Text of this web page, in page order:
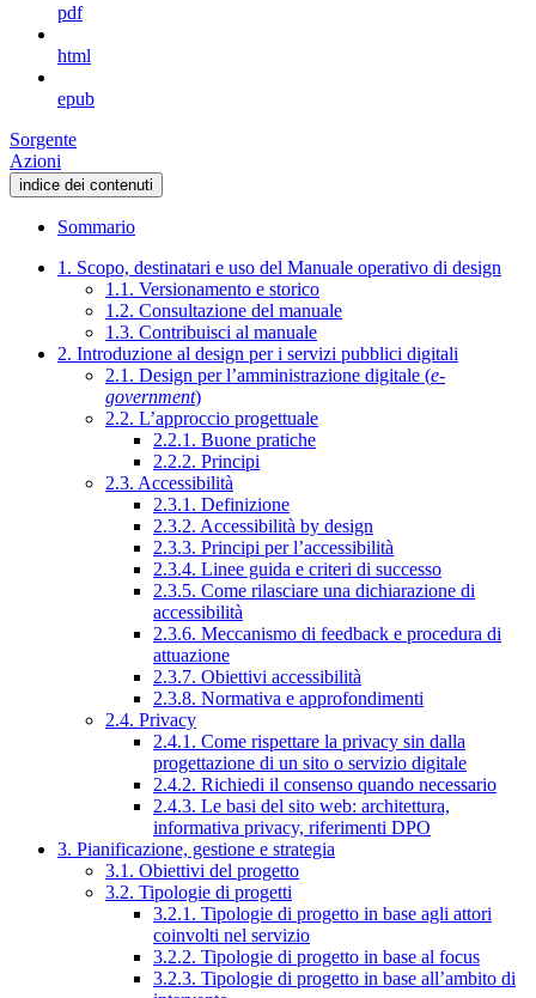
pdf
html
epub
Sorgente
Azioni
indice dei contenuti
Sommario
1. Scopo, destinatari e uso del Manuale operativo di design
1.1. Versionamento e storico
1.2. Consultazione del manuale
1.3. Contribuisci al manuale
2. Introduzione al design per i servizi pubblici digitali
2.1. Design per l’amministrazione digitale (e-
government)
2.2. L’approccio progettuale
2.2.1. Buone pratiche
2.2.2. Principi
2.3. Accessibilità
2.3.1. Definizione
2.3.2. Accessibilità by design
2.3.3. Principi per l’accessibilità
2.3.4. Linee guida e criteri di successo
2.3.5. Come rilasciare una dichiarazione di
accessibilità
2.3.6. Meccanismo di feedback e procedura di
attuazione
2.3.7. Obiettivi accessibilità
2.3.8. Normativa e approfondimenti
2.4. Privacy
2.4.1. Come rispettare la privacy sin dalla
progettazione di un sito o servizio digitale
2.4.2. Richiedi il consenso quando necessario
2.4.3. Le basi del sito web: architettura,
informativa privacy, riferimenti DPO
3. Pianificazione, gestione e strategia
3.1. Obiettivi del progetto
3.2. Tipologie di progetti
3.2.1. Tipologie di progetto in base agli attori
coinvolti nel servizio
3.2.2. Tipologie di progetto in base al focus
3.2.3. Tipologie di progetto in base all’ambito di